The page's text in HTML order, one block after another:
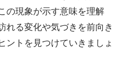
の現象が示す意味を理解
れる変化や気づきを前向き
ントを見つけていきましょ